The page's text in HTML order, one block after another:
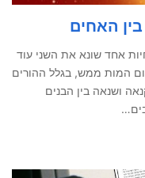
האחים
אחד שונא את השני עוד
המות ממש, בגלל ההורים
ושנאה בין הבנים